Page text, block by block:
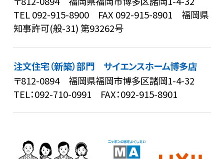
TEL092-915-8900 FAX 092-915-8901 福岡県
知事許可(般-31) 第93262号
注文住宅（新築）部門 サイエンスホーム博多店
〒812-0894 福岡県福岡市博多区諸岡1-4-32
TEL：092-710-0991 FAX：092-915-8901